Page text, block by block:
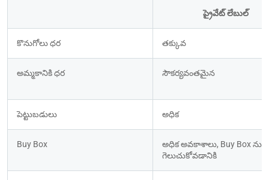
ప్రైవేట్ లేబుల్
కొనుగోలు ధర తక్కువ
అమ్మకానికి ధర సౌకర్యవంతమైన
పెట్టుబడులు అధిక
Buy Box
అధిక అవకాశాలు, Buy Box ను
గెలుచుకోవడానికి